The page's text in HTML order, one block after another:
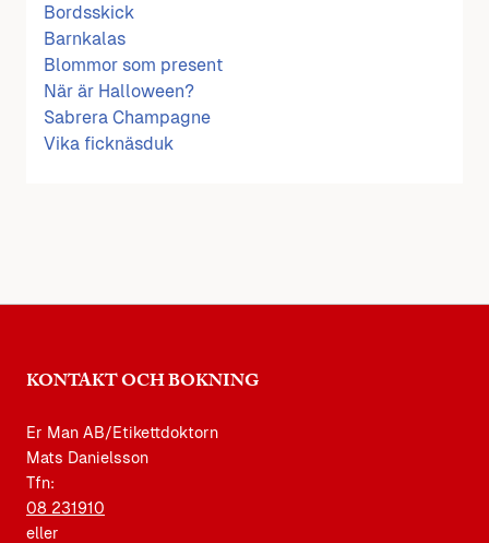
Bordsskick
Barnkalas
Blommor som present
När är Halloween?
Sabrera Champagne
Vika ficknäsduk
KONTAKT OCH BOKNING
Er Man AB/Etikettdoktorn
Mats Danielsson
Tfn:
08 231910
eller